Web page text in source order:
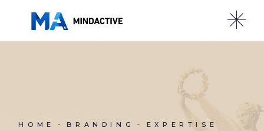
content
HOME BRANDING
EXPERTISE